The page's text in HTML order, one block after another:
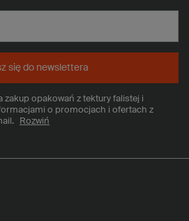
opakowań z tektury falistej i
o promocjach i ofertach z
Rozwiń
się do newslettera